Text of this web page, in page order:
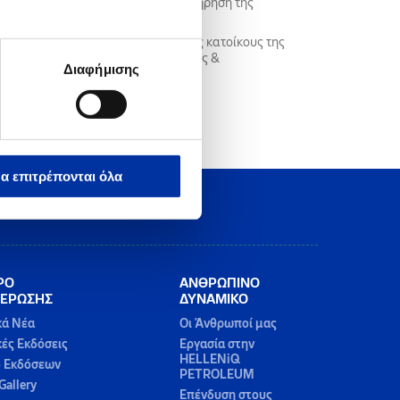
Διαφήμισης
επιτρέπονται όλα
Α.Ε. διαβεβαιώνει εκ νέου τους κατοίκους της
τα προβλεπόμενα μέτρα Ασφάλειας &
νομοθεσία.
Νέα
Εκδόσεις
Εκδόσεων
ΑΝΘΡΩΠΙΝΟ
ΔΥΝΑΜΙΚΟ
Οι Άνθρωποί μας
Εργασία στην
HELLENiQ
PETROLEUM
Επένδυση στους